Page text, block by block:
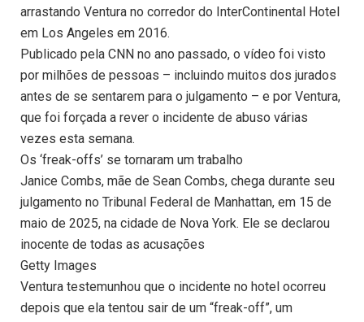
arrastando Ventura no corredor do InterContinental Hotel
em Los Angeles em 2016.
Publicado pela CNN no ano passado, o vídeo foi visto
por milhões de pessoas – incluindo muitos dos jurados
antes de se sentarem para o julgamento – e por Ventura,
que foi forçada a rever o incidente de abuso várias
vezes esta semana.
Os ‘freak-offs’ se tornaram um trabalho
Janice Combs, mãe de Sean Combs, chega durante seu
julgamento no Tribunal Federal de Manhattan, em 15 de
maio de 2025, na cidade de Nova York. Ele se declarou
inocente de todas as acusações
Getty Images
Ventura testemunhou que o incidente no hotel ocorreu
depois que ela tentou sair de um “freak-off”, um